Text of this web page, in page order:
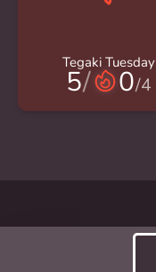
Tegaki Tuesday
5/ 0/4